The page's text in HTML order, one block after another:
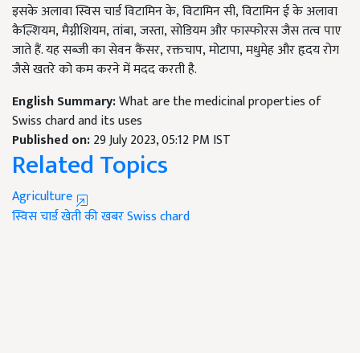
इसके अलावा स्विस चार्ड विटामिन के,विटामिन सी,विटामिन ई के अलावा
कैल्शियम,मैग्नीशियम,तांबा,जस्ता,सोडियम और फास्फोरस जैस तत्व पाए
जाते हैं. यह सब्जी का सेवन कैंसर,रक्तचाप,मोटापा,मधुमेह और हृदय रोग
जैसे खतरे को कम करने में मदद करती है.
English Summary:What are the medicinal properties of
Swiss chard and its uses
Published on:29 July 2023, 05:12 PM IST
Related Topics
Agriculture
स्विस चार्डखेती की खबरSwiss chard